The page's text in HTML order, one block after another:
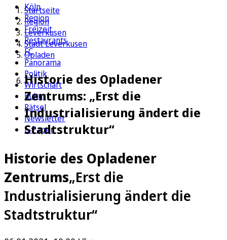
Köln
Region
Freizeit
Restaurants
FC
Panorama
Politik
Wirtschaft
Kultur
Rätsel
Newsletter
E-Paper
Startseite
Region
Leverkusen
Stadt Leverkusen
Opladen
Historie des Opladener
Zentrums: „Erst die
Industrialisierung ändert die
Stadtstruktur“
Historie des Opladener
Zentrums„Erst die
Industrialisierung ändert die
Stadtstruktur“